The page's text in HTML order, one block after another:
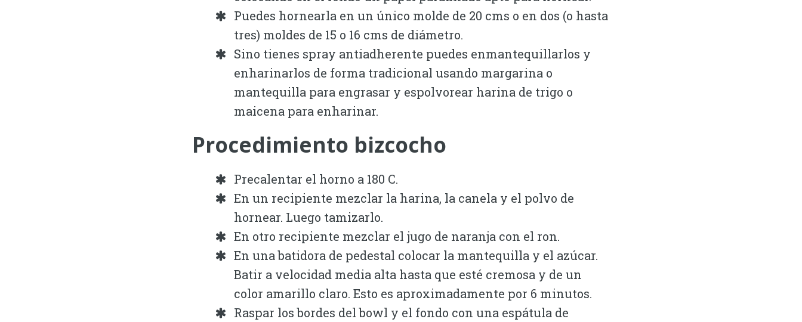
Puedes hornearla en un único molde de 20 cms o en dos (o hasta
tres) moldes de 15 o 16 cms de diámetro.
Sino tienes spray antiadherente puedes enmantequillarlos y
enharinarlos de forma tradicional usando margarina o
mantequilla para engrasar y espolvorear harina de trigo o
maicena para enharinar.
Procedimiento bizcocho
Precalentar el horno a 180 C.
En un recipiente mezclar la harina, la canela y el polvo de
hornear. Luego tamizarlo.
En otro recipiente mezclar el jugo de naranja con el ron.
En una batidora de pedestal colocar la mantequilla y el azúcar.
Batir a velocidad media alta hasta que esté cremosa y de un
color amarillo claro. Esto es aproximadamente por 6 minutos.
Raspar los bordes del bowl y el fondo con una espátula de